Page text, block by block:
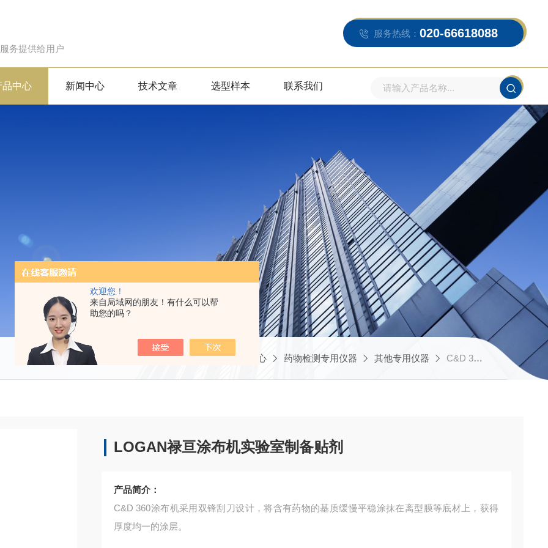
欢迎您！
来自局域网的朋友！有什么可以帮
助您的吗？
务提供给用户
服务热线： 020-66618088
品中心 新闻中心 技术文章 选型样本 联系我们
当前位置：首页 产品中心 药物检测专用仪器 其他专用仪器 C&D 360LOGAN禄亘涂布机实验室制备贴剂
LOGAN禄亘涂布机实验室制备贴剂
产品简介：
C&D 360涂布机采用双锋刮刀设计，将含有药物的基质缓慢平稳涂抹在离型膜等底材上，获得
厚度均一的涂层。